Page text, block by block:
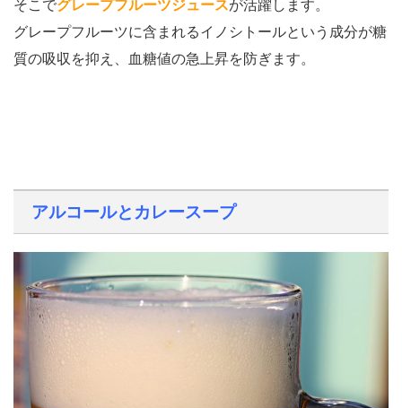
そこでグレープフルーツジュースが活躍します。
グレープフルーツに含まれるイノシトールという成分が糖
質の吸収を抑え、血糖値の急上昇を防ぎます。
アルコールとカレースープ